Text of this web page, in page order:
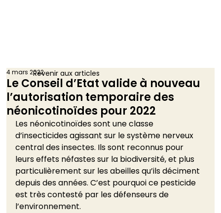
Le Conseil d’Etat valide à nouveau
l’autorisation temporaire des
néonicotinoïdes pour 2022
4 mars 2022
Les néonicotinoïdes sont une classe
d’insecticides agissant sur le système nerveux
central des insectes. Ils sont reconnus pour
leurs effets néfastes sur la biodiversité, et plus
particulièrement sur les abeilles qu’ils déciment
depuis des années. C’est pourquoi ce pesticide
est très contesté par les défenseurs de
l’environnement.
Revenir aux articles